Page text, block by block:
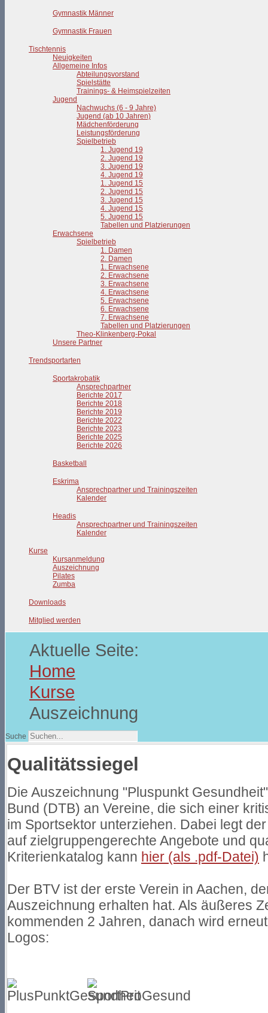
Gymnastik Männer
Gymnastik Frauen
Tischtennis
Neuigkeiten
Allgemeine Infos
Abteilungsvorstand
Spielstätte
Trainings- & Heimspielzeiten
Jugend
Nachwuchs (6 - 9 Jahre)
Jugend (ab 10 Jahren)
Mädchenförderung
Leistungsförderung
Spielbetrieb
1. Jugend 19
2. Jugend 19
3. Jugend 19
4. Jugend 19
1. Jugend 15
2. Jugend 15
3. Jugend 15
4. Jugend 15
5. Jugend 15
Tabellen und Platzierungen
Erwachsene
Spielbetrieb
1. Damen
2. Damen
1. Erwachsene
2. Erwachsene
3. Erwachsene
4. Erwachsene
5. Erwachsene
6. Erwachsene
7. Erwachsene
Tabellen und Platzierungen
Theo-Klinkenberg-Pokal
Unsere Partner
Trendsportarten
Sportakrobatik
Ansprechpartner
Berichte 2017
Berichte 2018
Berichte 2019
Berichte 2022
Berichte 2023
Berichte 2025
Berichte 2026
Basketball
Eskrima
Ansprechpartner und Trainingszeiten
Kalender
Headis
Ansprechpartner und Trainingszeiten
Kalender
Kurse
Kursanmeldung
Auszeichnung
Pilates
Zumba
Downloads
Mitglied werden
Aktuelle Seite:
Home
Kurse
Auszeichnung
Suche
Qualitätssiegel
Die Auszeichnung "Pluspunkt
Bund (DTB) an Vereine, die sich einer
im Sportsektor unterziehen. Dabei legt
auf zielgruppengerechte Angebote und
Kriterienkatalog kann hier (als .pdf-Datei)
Der BTV ist der erste Verein in Aachen,
Auszeichnung erhalten hat. Als äußeres
kommenden 2 Jahren, danach wird
Logos: